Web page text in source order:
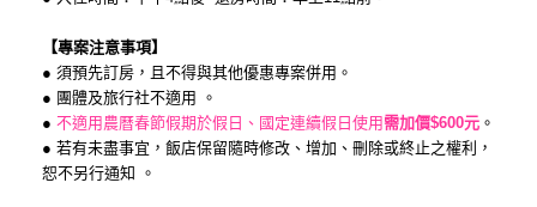
【專案注意事項】
● 須預先訂房，且不得與其他優惠專案併用。
● 團體及旅行社不適用 。
● 不適用農曆春節假期於假日、國定連續假日使用需加價$600元 。
● 若有未盡事宜，飯店保留隨時修改、增加、刪除或終止之權利，
恕不另行通知 。